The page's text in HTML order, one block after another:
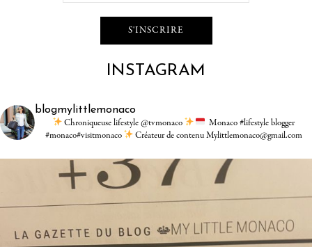
INSTAGRAM
blogmylittlemonaco
Chroniqueuse lifestyle @tvmonaco
Monaco #lifestyle blogger
#monaco#visitmonaco
Créateur de contenu Mylittlemonaco@gmail.com